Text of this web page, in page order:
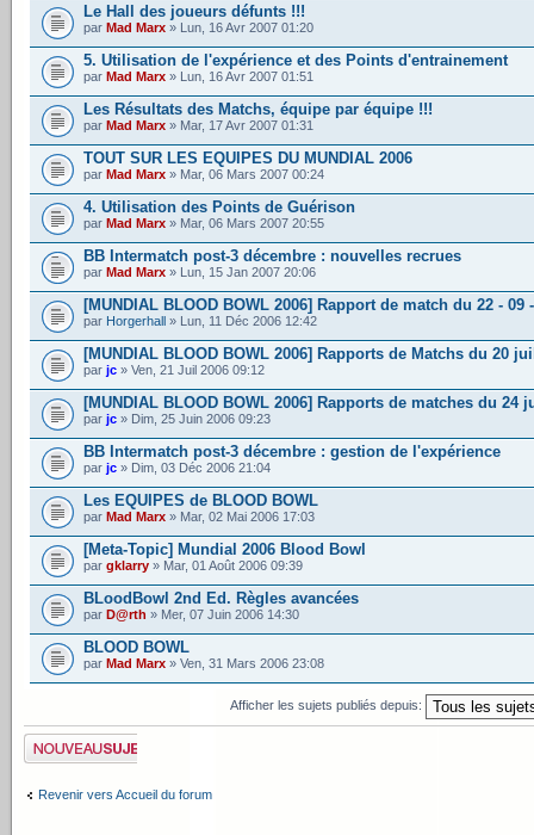
Le Hall des joueurs défunts !!!
par Mad Marx » Lun, 16 Avr 2007 01:20
5. Utilisation de l'expérience et des Points d'entrainement
par Mad Marx » Lun, 16 Avr 2007 01:51
Les Résultats des Matchs, équipe par équipe !!!
par Mad Marx » Mar, 17 Avr 2007 01:31
TOUT SUR LES EQUIPES DU MUNDIAL 2006
par Mad Marx » Mar, 06 Mars 2007 00:24
4. Utilisation des Points de Guérison
par Mad Marx » Mar, 06 Mars 2007 20:55
BB Intermatch post-3 décembre : nouvelles recrues
par Mad Marx » Lun, 15 Jan 2007 20:06
[MUNDIAL BLOOD BOWL 2006] Rapport de match du 22 - 09
par Horgerhall » Lun, 11 Déc 2006 12:42
[MUNDIAL BLOOD BOWL 2006] Rapports de Matchs du 20
par jc » Ven, 21 Juil 2006 09:12
[MUNDIAL BLOOD BOWL 2006] Rapports de matches du 24
par jc » Dim, 25 Juin 2006 09:23
BB Intermatch post-3 décembre : gestion de l'expérience
par jc » Dim, 03 Déc 2006 21:04
Les EQUIPES de BLOOD BOWL
par Mad Marx » Mar, 02 Mai 2006 17:03
[Meta-Topic] Mundial 2006 Blood Bowl
par gklarry » Mar, 01 Août 2006 09:39
BLoodBowl 2nd Ed. Règles avancées
par D@rth » Mer, 07 Juin 2006 14:30
BLOOD BOWL
par Mad Marx » Ven, 31 Mars 2006 23:08
Afficher les sujets publiés depuis:
Publier un nouveau
sujet
Revenir vers Accueil du forum